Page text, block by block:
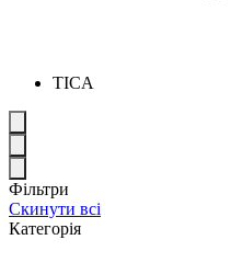
TICA
Фільтри
Скинути всі
Категорія